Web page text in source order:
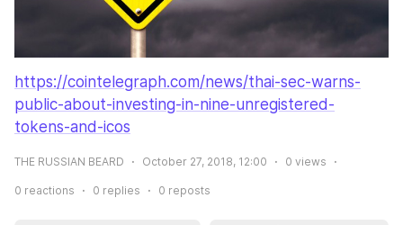
https://cointelegraph.com/news/thai-sec-warns-
public-about-investing-in-nine-unregistered-
tokens-and-icos
THE RUSSIAN BEARD October 27, 2018, 12:00 0 views
0 reactions 0 replies 0 reposts